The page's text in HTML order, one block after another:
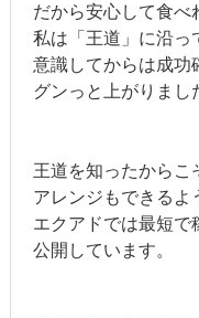
だから安心して食べ
私は「王道」に沿っ
意識してからは成功
グンっと上がりまし
王道を知ったからこ
アレンジもできるよ
エクアドでは最短で
公開しています。